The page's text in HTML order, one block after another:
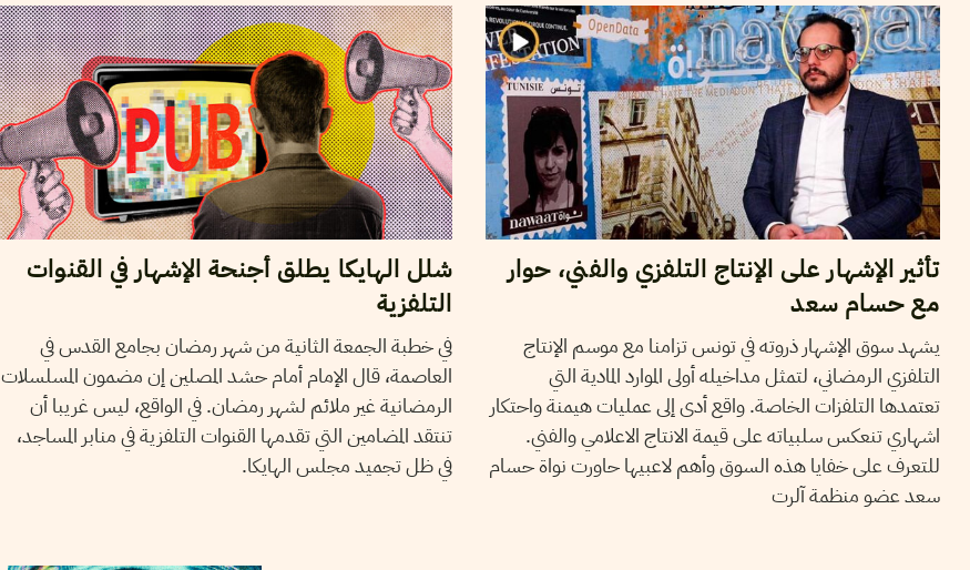
شلل الهايكا يطلق أجنحة الإشهار في القنوات
التلفزية
في خطبة الجمعة الثانية من شهر رمضان بجامع القدس في
العاصمة، قال الإمام أمام حشد المصلين إن مضمون المسلسلات
الرمضانية غير ملائم لشهر رمضان. في الواقع، ليس غريبا أن
تنتقد المضامين التي تقدمها القنوات التلفزية في منابر المساجد،
في ظل تجميد مجلس الهايكا.
تأثير الإشهار على الإنتاج التلفزي والفني، حوار
مع حسام سعد
يشهد سوق الإشهار ذروته في تونس تزامنا مع موسم الإنتاج
التلفزي الرمضاني، لتمثل مداخيله أولى الموارد المادية التي
تعتمدها التلفزات الخاصة. واقع أدى إلى عمليات هيمنة واحتكار
اشهاري تنعكس سلبياته على قيمة الانتاج الاعلامي والفني.
للتعرف على خفايا هذه السوق وأهم لاعبيها حاورت نواة حسام
سعد عضو منظمة آلرت